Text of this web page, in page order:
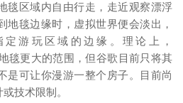
毯区域内自由行走，走近观察漂浮
地毯边缘时，虚拟世界便会淡出，
游玩区域的边缘。理论上，
毯更大的范围，但谷歌目前只将其
是可让你漫游一整个房子。目前尚
技术限制。